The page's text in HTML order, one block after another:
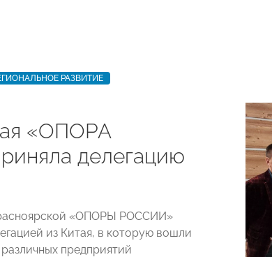
РАЗВИТИЕ
«ОПОРА
делегацию
«ОПОРЫ РОССИИ»
из Китая, в которую вошли
предприятий